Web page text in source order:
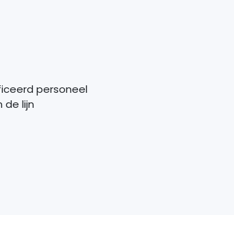
personeel
de lijn